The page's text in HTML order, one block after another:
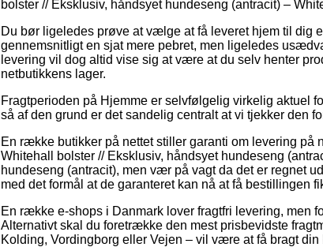
bolster // Eksklusiv, håndsyet hundeseng (antracit) –
Du bør ligeledes prøve at vælge at få leveret hjem til dig
gennemsnitligt en sjat mere pebret, men ligeledes
levering vil dog altid vise sig at være at du selv henter
netbutikkens lager.
Fragtperioden på Hjemme er selvfølgelig virkelig aktuel
så af den grund er det sandelig centralt at vi tjekker den
En række butikker på nettet stiller garanti om levering
Whitehall bolster // Eksklusiv, håndsyet hundeseng
hundeseng (antracit), men vær på vagt da det er regnet
med det formål at de garanteret kan nå at få bestillingen
En række e-shops i Danmark lover fragtfri levering, men
Alternativt skal du foretrække den mest prisbevidste
Kolding, Vordingborg eller Vejen – vil være at få bragt